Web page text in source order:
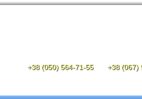
+38 (050) 564-71-55 +38 (067)